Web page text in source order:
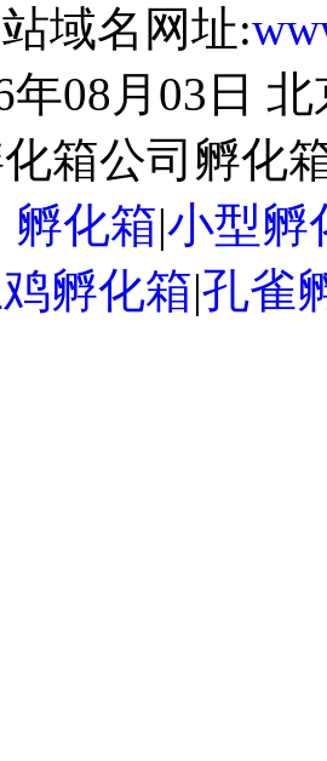
域名网址:
年08月03日
箱公司孵化
孵化箱|小型孵
孵化箱|孔雀